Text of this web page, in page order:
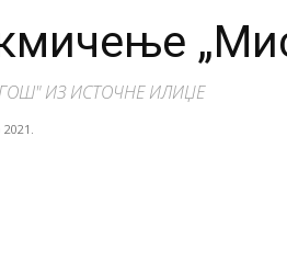
ИЗ ИСТОЧНЕ ИЛИЏЕ